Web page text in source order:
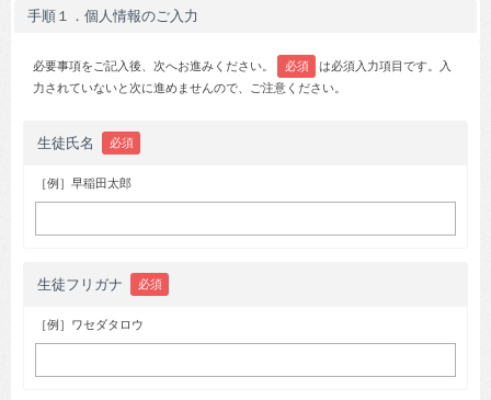
手順１．個人情報のご入力
必要事項をご記入後、次へお進みください。 必須
は必須入力項目です。入
力されていないと次に進めませんので、ご注意ください。
生徒氏名 必須
［例］早稲田太郎
生徒フリガナ 必須
［例］ワセダタロウ